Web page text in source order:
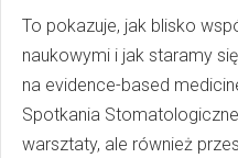
To pokazuje, jak blisko
naukowymi i jak staramy
na evidence-based
Spotkania
warsztaty, ale również